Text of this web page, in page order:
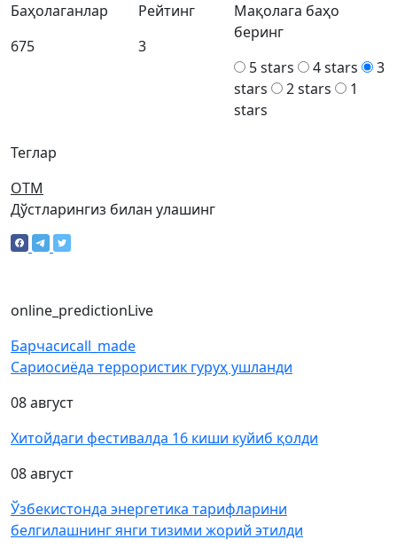
Теглар
ОТМ
Баҳолаганлар
675
Рейтинг
3
Мақолага баҳо
беринг
5 stars
4 stars
3
stars
2 stars
1
stars
Дўстларингиз билан улашинг
online_predictionLive
Барчасиcall_made
Сариосиёда террористик гуруҳ ушланди
08 август
Хитойдаги фестивалда 16 киши куйиб қолди
08 август
Ўзбекистонда энергетика тарифларини
белгилашнинг янги тизими жорий этилди